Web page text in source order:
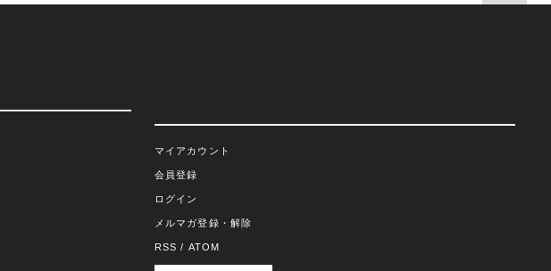
マイアカウント
会員登録
ログイン
メルマガ登録・解除
RSS / ATOM